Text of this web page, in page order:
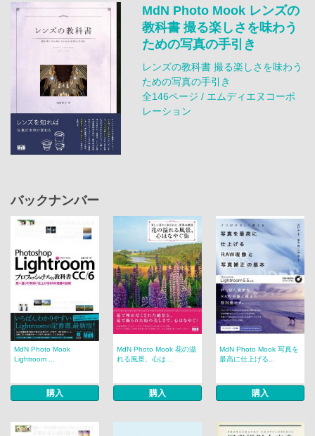
MdN Photo Mook レンズの
教科書 撮る楽しさを味わう
ための写真の手引き
レンズの教科書 撮る楽しさを味わう
ための写真の手引き
全146ページ / エムディエヌコーポ
レーション
バックナンバー
MdN Photo Mook
Lightroom ...
購入
MdN Photo Mook 花の溢
れる風景、心は...
購入
MdN Photo Mook 写真を
最高に仕上げる...
購入